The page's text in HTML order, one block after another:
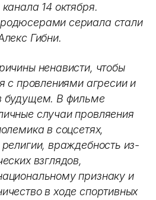
14 октября.
сериала стали
Гибни.
ненависти, чтобы
с провлениями агресии и
будущем. В фильме
случаи провляения
в соцсетях,
враждебность из-
взглядов,
признаку и
в ходе спортивных